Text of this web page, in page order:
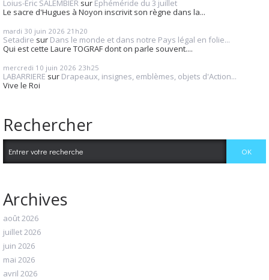
Loius-Eric SALEMBIER sur Éphéméride du 3 juillet
Le sacre d'Hugues à Noyon inscrivit son règne dans la...
mardi 30 juin 2026 21h20
Setadire sur Dans le monde et dans notre Pays légal en folie...
Qui est cette Laure TOGRAF dont on parle souvent....
mercredi 10 juin 2026 23h25
LABARRIERE sur Drapeaux, insignes, emblèmes, objets d'Action...
Vive le Roi
Rechercher
Archives
août 2026
juillet 2026
juin 2026
mai 2026
avril 2026